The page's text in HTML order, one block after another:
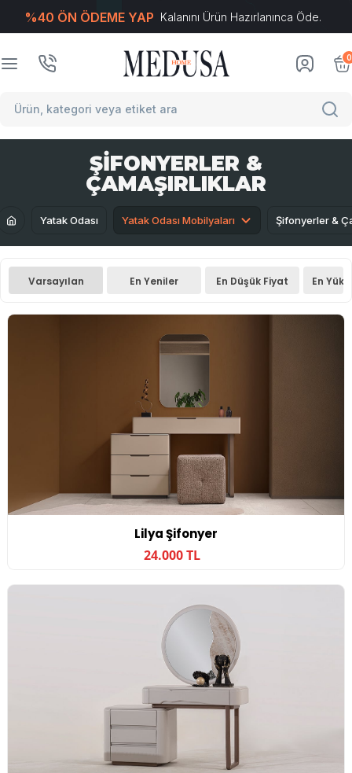
%40 ÖN ÖDEME YAP Kalanını Ürün Hazırlanınca Öde.
0
ŞIFONYERLER &
ÇAMAŞIRLIKLAR
Yatak Odası Yatak Odası Mobilyaları Şifonyerler &
Varsayılan En Yeniler En Düşük Fiyat En
Lilya Şifonyer
24.000 TL
T-Soft E-Ticaret Sistemleriyle Hazırlanmıştır.